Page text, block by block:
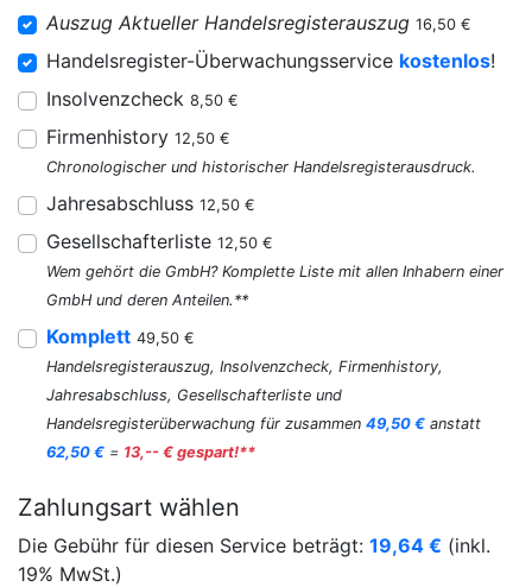
Auszug Aktueller Handelsregisterauszug 16,50 €
Handelsregister-Überwachungsservice kostenlos!
Insolvenzcheck 8,50 €
Firmenhistory 12,50 €
Chronologischer und historischer Handelsregisterausdruck.
Jahresabschluss 12,50 €
Gesellschafterliste 12,50 €
Wem gehört die GmbH? Komplette Liste mit allen Inhabern einer
GmbH und deren Anteilen.**
Komplett 49,50 €
Handelsregisterauszug, Insolvenzcheck, Firmenhistory,
Jahresabschluss, Gesellschafterliste und
Handelsregisterüberwachung für zusammen 49,50 € anstatt
62,50 € = 13,-- € gespart!**
Zahlungsart wählen
Die Gebühr für diesen Service beträgt: 19,64 € (inkl.
19% MwSt.)